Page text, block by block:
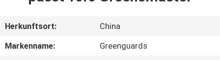
ÜBER
UNS
Herkunftsort:
China
Markenname:
Greenguards